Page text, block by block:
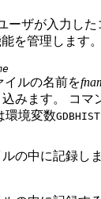
ーザが入力し
を管理します。
イルの名前を
みます。 コ
環境変数
の中に記録し